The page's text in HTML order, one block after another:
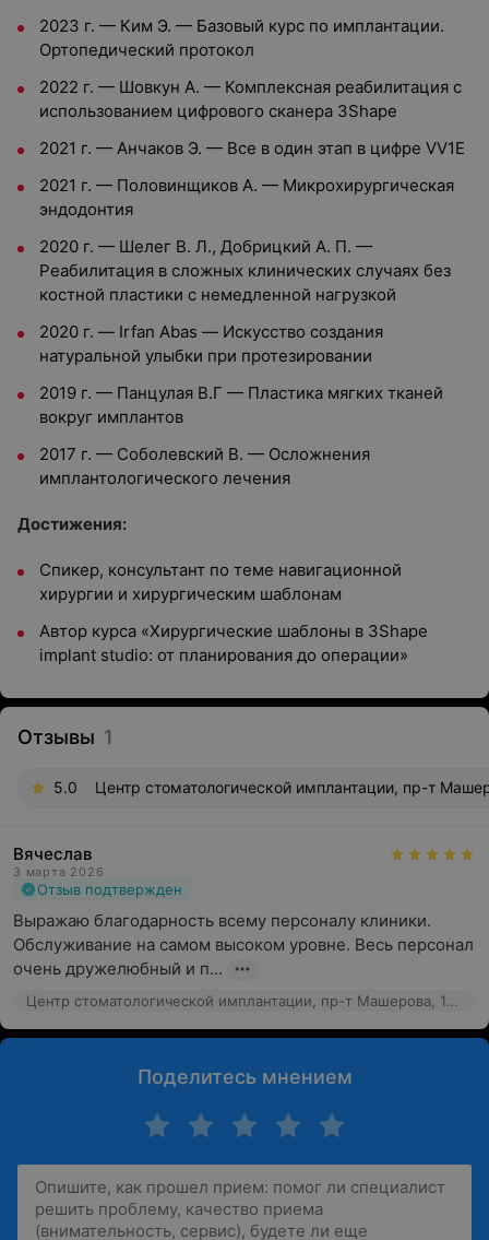
2023 г. — Ким Э. — Базовый курс по имплантации.
Ортопедический протокол
2022 г. — Шовкун А. — Комплексная реабилитация с
использованием цифрового сканера 3Shape
2021 г. — Анчаков Э. — Все в один этап в цифре VV1E
2021 г. — Половинщиков А. — Микрохирургическая
эндодонтия
2020 г. — Шелег В. Л., Добрицкий А. П. —
Реабилитация в сложных клинических случаях без
костной пластики с немедленной нагрузкой
2020 г. — Irfan Abas — Искусство создания
натуральной улыбки при протезировании
2019 г. — Панцулая В.Г — Пластика мягких тканей
вокруг имплантов
2017 г. — Соболевский В. — Осложнения
имплантологического лечения
Достижения:
Спикер, консультант по теме навигационной
хирургии и хирургическим шаблонам
Автор курса «Хирургические шаблоны в 3Shape
implant studio: от планирования до операции»
Отзывы 1
5.0 Центр стоматологической имплантации, пр-т
Вячеслав
3 марта 2026
Отзыв подтвержден
Выражаю благодарность всему персоналу клиники.
Обслуживание на самом высоком уровне. Весь персонал
очень дружелюбный и п...
Центр стоматологической имплантации, пр-т Машерова, 17к2
Поделитесь мнением